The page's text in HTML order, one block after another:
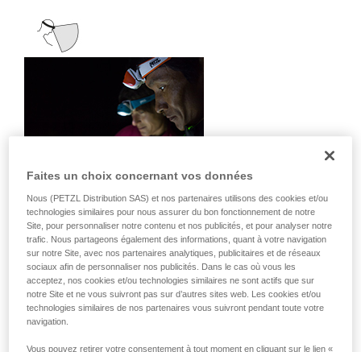
Il diffuse une lumière de proximité
homogène adaptée aux activités statiques
ou nécessitant peu de déplacements
rapides.
Activités : voyage, famille, enfants,
Faites un choix concernant vos données
Nous (PETZL Distribution SAS) et nos partenaires utilisons des cookies et/ou
technologies similaires pour nous assurer du bon fonctionnement de notre
Site, pour personnaliser notre contenu et nos publicités, et pour analyser notre
trafic. Nous partageons également des informations, quant à votre navigation
sur notre Site, avec nos partenaires analytiques, publicitaires et de réseaux
sociaux afin de personnaliser nos publicités. Dans le cas où vous les
acceptez, nos cookies et/ou technologies similaires ne sont actifs que sur
notre Site et ne vous suivront pas sur d’autres sites web. Les cookies et/ou
technologies similaires de nos partenaires vous suivront pendant toute votre
navigation.
Vous pouvez retirer votre consentement à tout moment en cliquant sur le lien «